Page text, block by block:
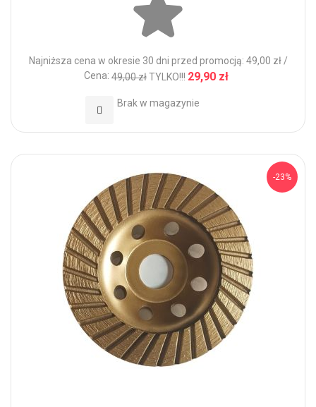
Najniższa cena w okresie 30 dni przed promocją: 49,00 zł /
Cena: 49,00 złTYLKO!!! 29,90 zł
Brak w magazynie
Dodaj do Ulubionych
-23%